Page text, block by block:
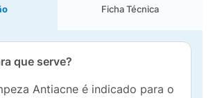
Ficha Técnica
que serve?
Antiacne é indicado para o